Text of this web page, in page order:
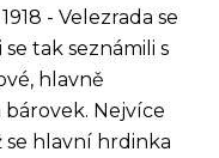
- Velezrada se
se tak seznámili s
hlavně
Nejvíce
se hlavní hrdinka